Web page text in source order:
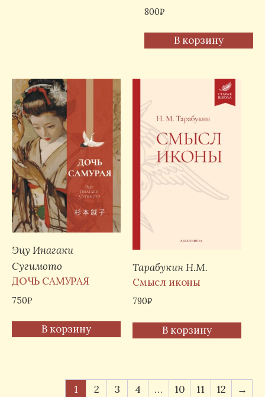
800₽
В корзину
Эцу Инагаки
Сугимото
ДОЧЬ САМУРАЯ
750₽
В корзину
Тарабукин Н.М.
Смысл иконы
790₽
В корзину
1 2 3 4 … 10 11 12 →